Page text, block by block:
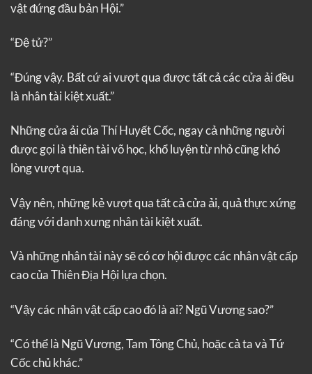
vật đứng đầu bản Hội.”
“Đệ tử?”
“Đúng vậy. Bất cứ ai vượt qua được tất cả các cửa ải đều
là nhân tài kiệt xuất.”
Những cửa ải của Thí Huyết Cốc, ngay cả những người
được gọi là thiên tài võ học, khổ luyện từ nhỏ cũng khó
lòng vượt qua.
Vậy nên, những kẻ vượt qua tất cả cửa ải, quả thực xứng
đáng với danh xưng nhân tài kiệt xuất.
Và những nhân tài này sẽ có cơ hội được các nhân vật cấp
cao của Thiên Địa Hội lựa chọn.
“Vậy các nhân vật cấp cao đó là ai? Ngũ Vương sao?”
“Có thể là Ngũ Vương, Tam Tông Chủ, hoặc cả ta và Tứ
Cốc chủ khác.”